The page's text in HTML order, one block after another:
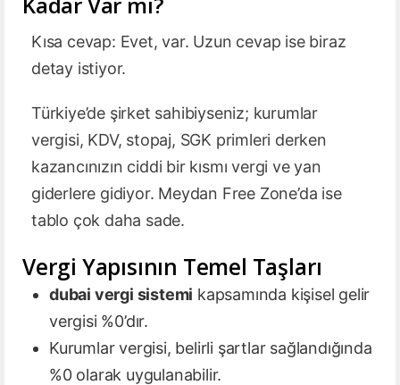
Kısa cevap: Evet, var. Uzun cevap ise biraz
detay istiyor.
Türkiye’de şirket sahibiyseniz; kurumlar
vergisi, KDV, stopaj, SGK primleri derken
kazancınızın ciddi bir kısmı vergi ve yan
giderlere gidiyor. Meydan Free Zone’da ise
tablo çok daha sade.
Vergi Yapısının Temel Taşları
dubai vergi sistemi kapsamında kişisel gelir
vergisi %0’dır.
Kurumlar vergisi, belirli şartlar sağlandığında
%0 olarak uygulanabilir.